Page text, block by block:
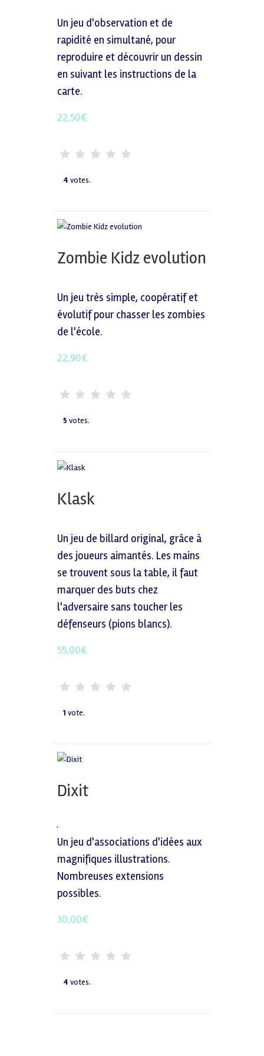
Un jeu d'observation et de
rapidité en simultané, pour
reproduire et découvrir un dessin
en suivant les instructions de la
carte.
22,50€
4 votes.
Zombie Kidz evolution
Un jeu très simple, coopératif et
évolutif pour chasser les zombies
de l'école.
22,90€
5 votes.
Klask
Un jeu de billard original, grâce à
des joueurs aimantés. Les mains
se trouvent sous la table, il faut
marquer des buts chez
l'adversaire sans toucher les
défenseurs (pions blancs).
55,00€
1 vote.
Dixit
,
Un jeu d'associations d'idées aux
magnifiques illustrations.
Nombreuses extensions
possibles.
30,00€
4 votes.